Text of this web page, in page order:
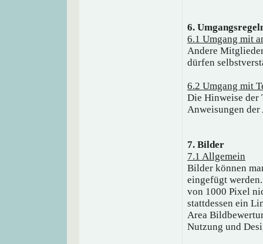
6.
6.1 Umgang mit
Andere
dürfen
6.2 Umgang mit
Die Hinweise der
Anweisungen
7. Bilder
7.1 Allgemein
Bilder können
eingefügt
von 1000 Pixel
stattdessen ein
Area
Nutzung und